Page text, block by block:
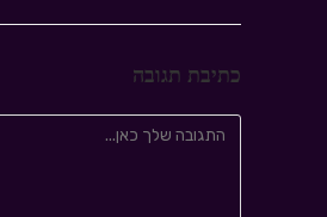
כתיבת תגובה